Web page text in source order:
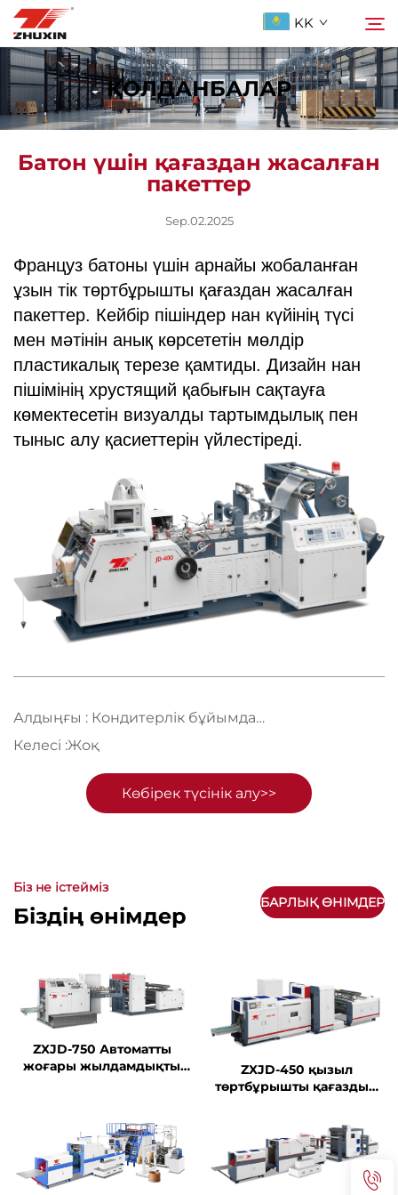
KK
Продукциялар
Қолданбалар
Жаңалықтар
Бізге ХабарLAS
ҚОСЫЛҒАН СУАЛДАР
Іздеу
ҚОЛДАНБАЛАР
Батон үшін қағаздан жасалған
пакеттер
Sep.02.2025
Француз батоны үшін арнайы жобаланған
ұзын тік төртбұрышты қағаздан жасалған
пакеттер. Кейбір пішіндер нан күйінің түсі
мен мәтінін анық көрсететін мөлдір
пластикалық терезе қамтиды. Дизайн нан
пішімінің хрустящий қабығын сақтауға
көмектесетін визуалды тартымдылық пен
тыныс алу қасиеттерін үйлестіреді.
Алдыңғы : Кондитерлік бұйымдар үшін қағаздан жасалған пакеттер
Келесі :Жоқ
Көбірек түсінік алу>>
Біз не істейміз
Біздің өнімдер
БАРЛЫҚ ӨНІМДЕР
ZXJD-750 Автоматты
жоғары жылдамдықты
ZXJD-450 қызыл
төртбұрышты қағаздың